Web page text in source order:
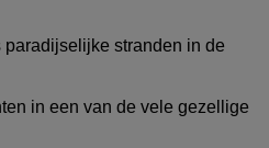
stranden in de
in een van de vele gezellige